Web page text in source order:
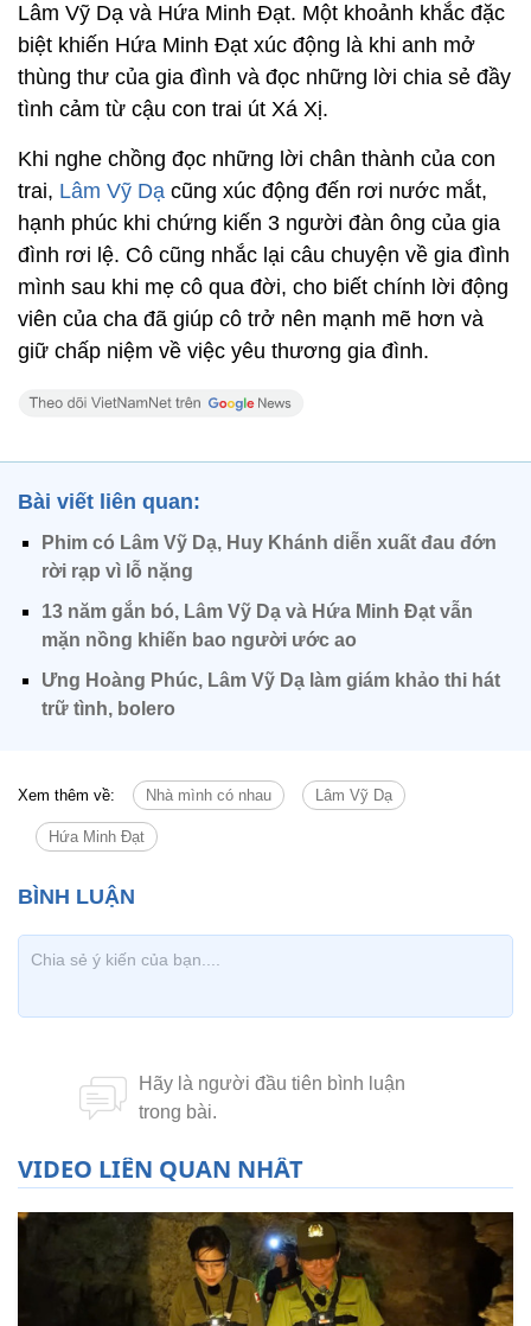
Lâm Vỹ Dạ và Hứa Minh Đạt. Một khoảnh khắc đặc
biệt khiến Hứa Minh Đạt xúc động là khi anh mở
thùng thư của gia đình và đọc những lời chia sẻ đầy
tình cảm từ cậu con trai út Xá Xị.
Khi nghe chồng đọc những lời chân thành của con
trai, Lâm Vỹ Dạ cũng xúc động đến rơi nước mắt,
hạnh phúc khi chứng kiến 3 người đàn ông của gia
đình rơi lệ. Cô cũng nhắc lại câu chuyện về gia đình
mình sau khi mẹ cô qua đời, cho biết chính lời động
viên của cha đã giúp cô trở nên mạnh mẽ hơn và
giữ chấp niệm về việc yêu thương gia đình.
Bài viết liên quan:
Phim có Lâm Vỹ Dạ, Huy Khánh diễn xuất đau đớn
rời rạp vì lỗ nặng
13 năm gắn bó, Lâm Vỹ Dạ và Hứa Minh Đạt vẫn
mặn nồng khiến bao người ước ao
Ưng Hoàng Phúc, Lâm Vỹ Dạ làm giám khảo thi hát
trữ tình, bolero
Xem thêm về: Nhà mình có nhau Lâm Vỹ Dạ
Hứa Minh Đạt
VIDEO LIÊN QUAN NHẤT